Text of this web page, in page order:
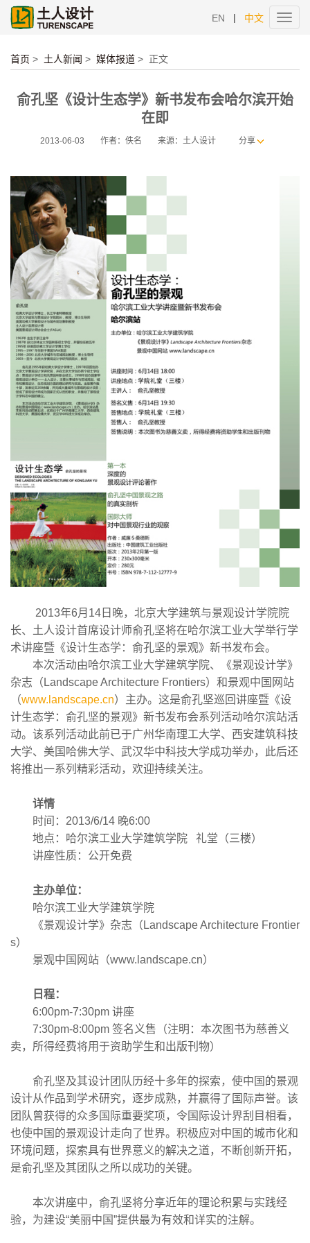
EN | 中文
首页 > 土人新闻 > 媒体报道 > 正文
俞孔坚《设计生态学》新书发布会哈尔滨开始
在即
2013-06-03 作者：佚名 来源：土人设计 分享
2013年6月14日晚，北京大学建筑与景观设计学院院
长、土人设计首席设计师俞孔坚将在哈尔滨工业大学举行学
术讲座暨《设计生态学：俞孔坚的景观》新书发布会。
本次活动由哈尔滨工业大学建筑学院、《景观设计学》
杂志（Landscape Architecture Frontiers）和景观中国网站
（www.landscape.cn）主办。这是俞孔坚巡回讲座暨《设
计生态学：俞孔坚的景观》新书发布会系列活动哈尔滨站活
动。该系列活动此前已于广州华南理工大学、西安建筑科技
大学、美国哈佛大学、武汉华中科技大学成功举办，此后还
将推出一系列精彩活动，欢迎持续关注。
详情
时间：2013/6/14 晚6:00
地点：哈尔滨工业大学建筑学院 礼堂（三楼）
讲座性质：公开免费
主办单位：
哈尔滨工业大学建筑学院
《景观设计学》杂志（Landscape Architecture Frontier
s）
景观中国网站（www.landscape.cn）
日程：
6:00pm-7:30pm 讲座
7:30pm-8:00pm 签名义售（注明：本次图书为慈善义
卖，所得经费将用于资助学生和出版刊物）
俞孔坚及其设计团队历经十多年的探索，使中国的景观
设计从作品到学术研究，逐步成熟，并赢得了国际声誉。该
团队曾获得的众多国际重要奖项，令国际设计界刮目相看，
也使中国的景观设计走向了世界。积极应对中国的城市化和
环境问题，探索具有世界意义的解决之道，不断创新开拓，
是俞孔坚及其团队之所以成功的关键。
本次讲座中，俞孔坚将分享近年的理论积累与实践经
验，为建设“美丽中国”提供最为有效和详实的注解。